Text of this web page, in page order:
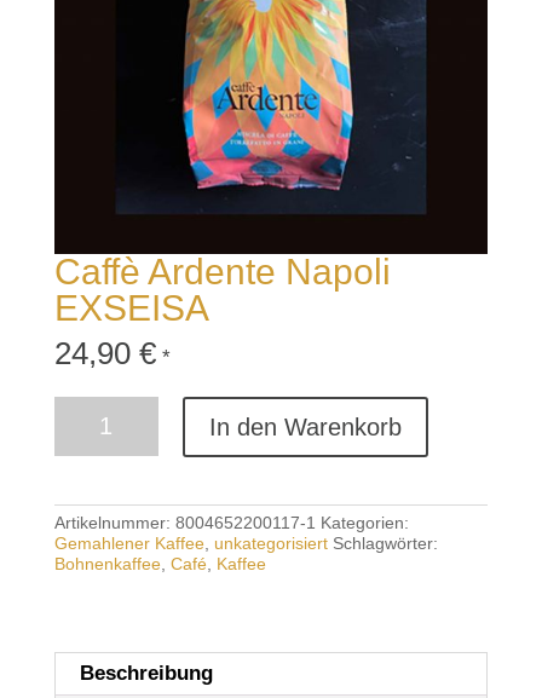
Caffè Ardente Napoli
EXSEISA
24,90 € *
Ardente
In den Warenkorb
Artikelnummer: 8004652200117-1 Kategorien:
Gemahlener Kaffee, unkategorisiert Schlagwörter:
Bohnenkaffee, Café, Kaffee
Beschreibung